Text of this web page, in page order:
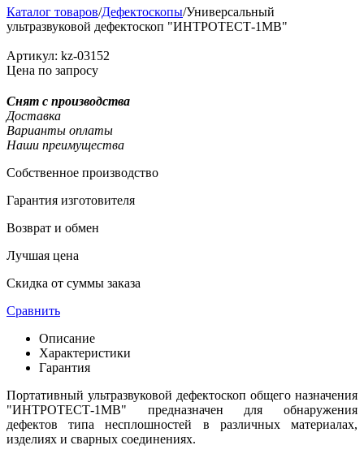
Каталог товаров/Дефектоскопы/Универсальный
ультразвуковой дефектоскоп "ИНТРОТЕСТ-1МВ"
Артикул: kz-03152
Цена по запросу
Снят с производства
Доставка
Варианты оплаты
Наши преимущества
Собственное производство
Гарантия изготовителя
Возврат и обмен
Лучшая цена
Скидка от суммы заказа
Сравнить
Описание
Характеристики
Гарантия
Портативный ультразвуковой дефектоскоп общего назначения
"ИНТРОТЕСТ-1МВ" предназначен для обнаружения
дефектов типа несплошностей в различных материалах,
изделиях и сварных соединениях.